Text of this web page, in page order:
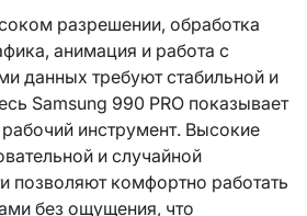
разрешении, обработка
анимация и работа с
данных требуют стабильной и
Samsung 990 PRO показывает
инструмент. Высокие
и случайной
позволяют комфортно работать
без ощущения, что